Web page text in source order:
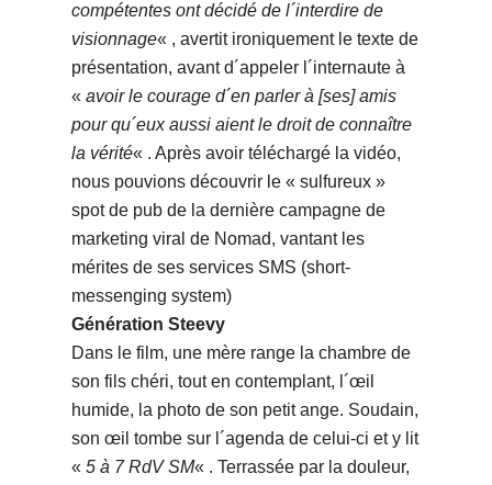
compétentes ont décidé de l´interdire de
visionnage« , avertit ironiquement le texte de
présentation, avant d´appeler l´internaute à
« avoir le courage d´en parler à [ses] amis
pour qu´eux aussi aient le droit de connaître
la vérité« . Après avoir téléchargé la vidéo,
nous pouvions découvrir le « sulfureux »
spot de pub de la dernière campagne de
marketing viral de Nomad, vantant les
mérites de ses services SMS (short-
messenging system)
Génération Steevy
Dans le film, une mère range la chambre de
son fils chéri, tout en contemplant, l´œil
humide, la photo de son petit ange. Soudain,
son œil tombe sur l´agenda de celui-ci et y lit
« 5 à 7 RdV SM« . Terrassée par la douleur,